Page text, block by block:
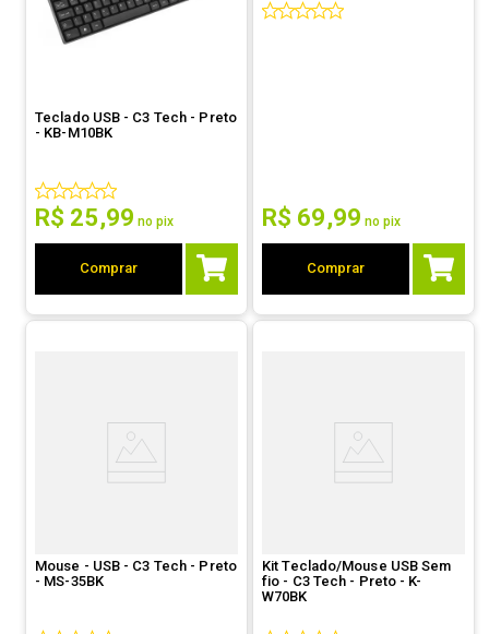
Teclado USB - C3 Tech - Preto
- KB-M10BK
R$ 25,99 no pix
Comprar
R$ 69,99 no pix
Comprar
Mouse - USB - C3 Tech - Preto
- MS-35BK
Kit Teclado/Mouse USB Sem
fio - C3 Tech - Preto - K-
W70BK